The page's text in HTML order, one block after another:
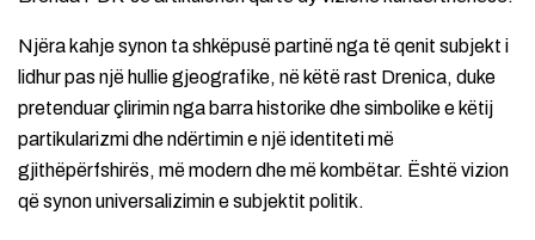
Njëra kahje synon ta shkëpusë partinë nga të qenit subjekt i
lidhur pas një hullie gjeografike, në këtë rast Drenica, duke
pretenduar çlirimin nga barra historike dhe simbolike e këtij
partikularizmi dhe ndërtimin e një identiteti më
gjithëpërfshirës, më modern dhe më kombëtar. Është vizion
që synon universalizimin e subjektit politik.